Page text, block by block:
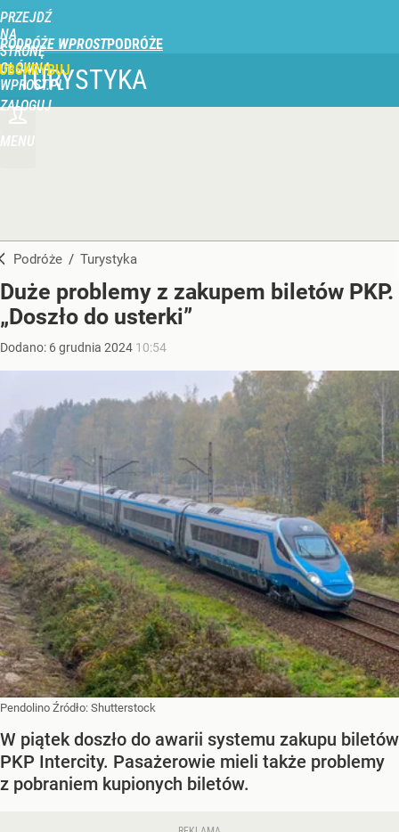
PRZEJDŹ
NA
STRONĘ
GŁÓWNĄ
WPROST.PL
PODRÓŻE WPROST
ZALOGUJ
MENU
TURYSTYKA
Podróże / Turystyka
Duże problemy z zakupem biletów PKP.
„Doszło do usterki”
Dodano: 6grudnia 2024 10:54
Pendolino Źródło: Shutterstock
W piątek doszło do awarii systemu zakupu biletów
PKP Intercity. Pasażerowie mieli także problemy
z pobraniem kupionych biletów.